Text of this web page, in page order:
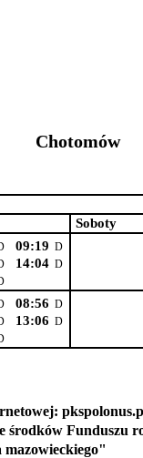
Chotomów
Soboty
09:19 D
14:04 D
08:56 D
13:06 D
środków Funduszu